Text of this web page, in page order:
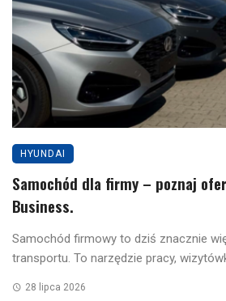
HYUNDAI
Samochód dla firmy – poznaj
Business.
Samochód firmowy to dziś znacznie
transportu. To narzędzie pracy,
28 lipca 2026